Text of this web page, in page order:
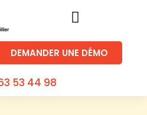
DEMANDER UNE DÉMO
53 44 98